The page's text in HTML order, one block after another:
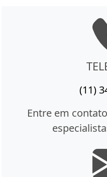
(11)
Entre em